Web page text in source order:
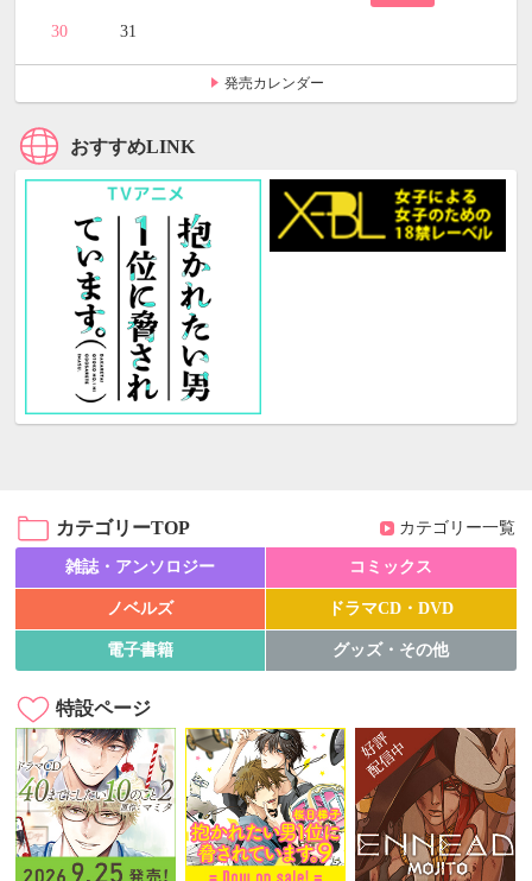
30 31
発売カレンダー
おすすめLINK
カテゴリーTOP カテゴリー一覧
雑誌・アンソロジー コミックス
ノベルズ ドラマCD・DVD
電子書籍 グッズ・その他
特設ページ